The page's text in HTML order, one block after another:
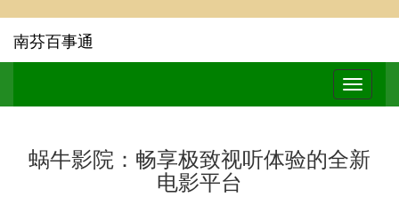
南芬百事通
蜗牛影院：畅享极致视听体验的全新
电影平台